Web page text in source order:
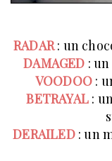
RADAR: un
DAMAGED :
VOODOO :
BETRAYAL :
DERAILED: un